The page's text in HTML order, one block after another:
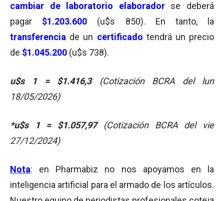
cambiar de laboratorio elaboradorse deberá
pagar $1.203.600 (u$s 850). En tanto, la
transferencia de un certificado tendrá un precio
de $1.045.200 (u$s 738).
u$s 1 = $1.416,3
(Cotización BCRA del lun
18/05/2026)
*u$s 1 = $1.057,97(Cotización BCRA del vie
27/12/2024)
Nota: en Pharmabiz no nos apoyamos en la
inteligencia artificial para el armado de los artículos.